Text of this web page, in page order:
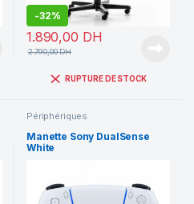
-32%
1.890,00 DH
2.790,00DH
RUPTURE DE STOCK
Périphériques
Manette Sony DualSense
White